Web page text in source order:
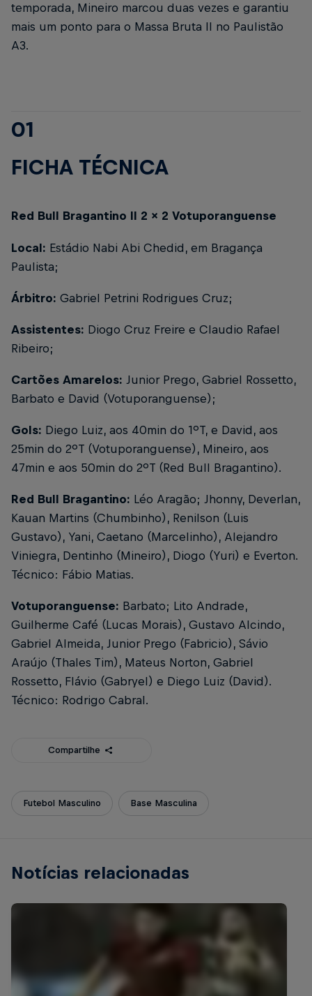
temporada, Mineiro marcou duas vezes e garantiu
mais um ponto para o Massa Bruta II no Paulistão
A3.
01
FICHA TÉCNICA
Red Bull Bragantino II 2 x 2 Votuporanguense
Local: Estádio Nabi Abi Chedid, em Bragança
Paulista;
Árbitro: Gabriel Petrini Rodrigues Cruz;
Assistentes: Diogo Cruz Freire e Claudio Rafael
Ribeiro;
Cartões Amarelos: Junior Prego, Gabriel Rossetto,
Barbato e David (Votuporanguense);
Gols: Diego Luiz, aos 40min do 1ºT, e David, aos
25min do 2ºT (Votuporanguense), Mineiro, aos
47min e aos 50min do 2ºT (Red Bull Bragantino).
Red Bull Bragantino: Léo Aragão; Jhonny, Deverlan,
Kauan Martins (Chumbinho), Renilson (Luis
Gustavo), Yani, Caetano (Marcelinho), Alejandro
Viniegra, Dentinho (Mineiro), Diogo (Yuri) e Everton.
Técnico: Fábio Matias.
Votuporanguense: Barbato; Lito Andrade,
Guilherme Café (Lucas Morais), Gustavo Alcindo,
Gabriel Almeida, Junior Prego (Fabricio), Sávio
Araújo (Thales Tim), Mateus Norton, Gabriel
Rossetto, Flávio (Gabryel) e Diego Luiz (David).
Técnico: Rodrigo Cabral.
Compartilhe
Futebol Masculino Base Masculina
Notícias relacionadas